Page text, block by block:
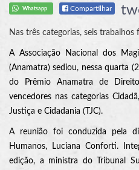
Whatsapp Compartilhar
Nas três categorias, seis trabalhos
A Associação Nacional dos
(Anamatra) sediou, nessa quarta
do Prêmio Anamatra de
vencedores nas categorias
Justiça e Cidadania (TJC).
A reunião foi conduzida pela
Humanos, Luciana Conforti.
edição, a ministra do Tribunal